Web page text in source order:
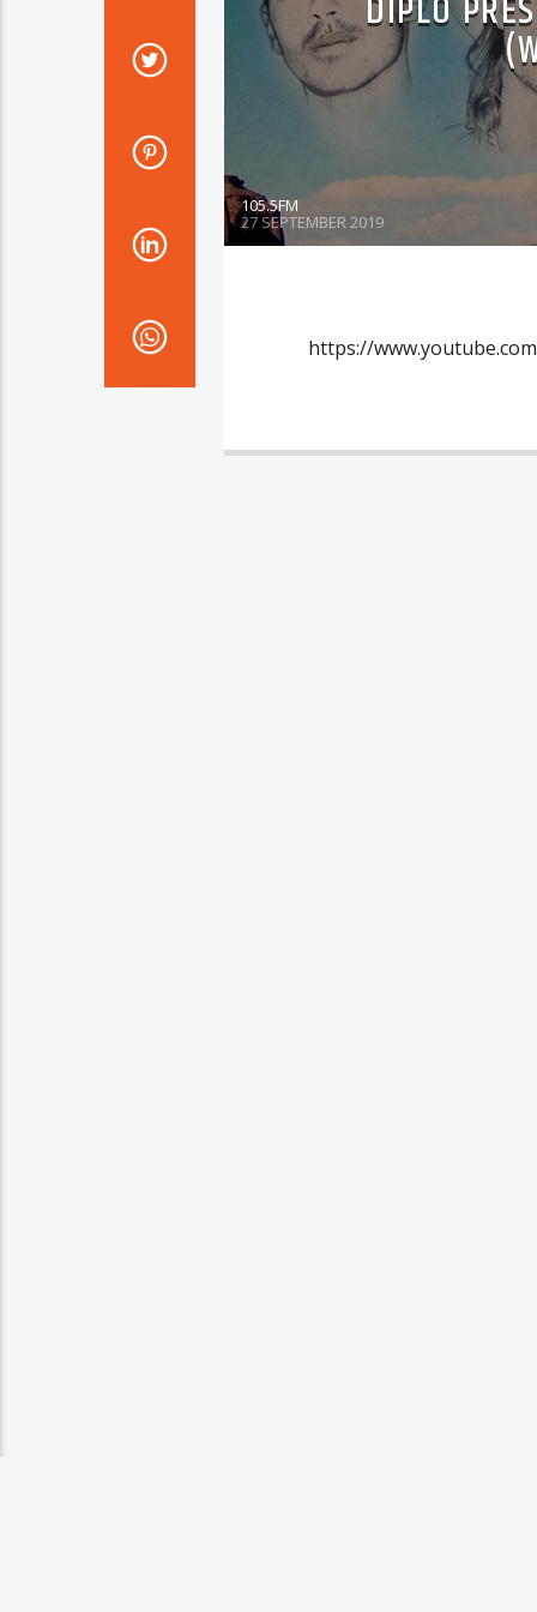
105.5FM
27 SEPTEMBER 2019
https://